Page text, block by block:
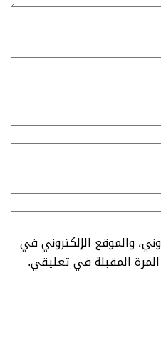
والموقع الإلكتروني في
المقبلة في تعليقي.